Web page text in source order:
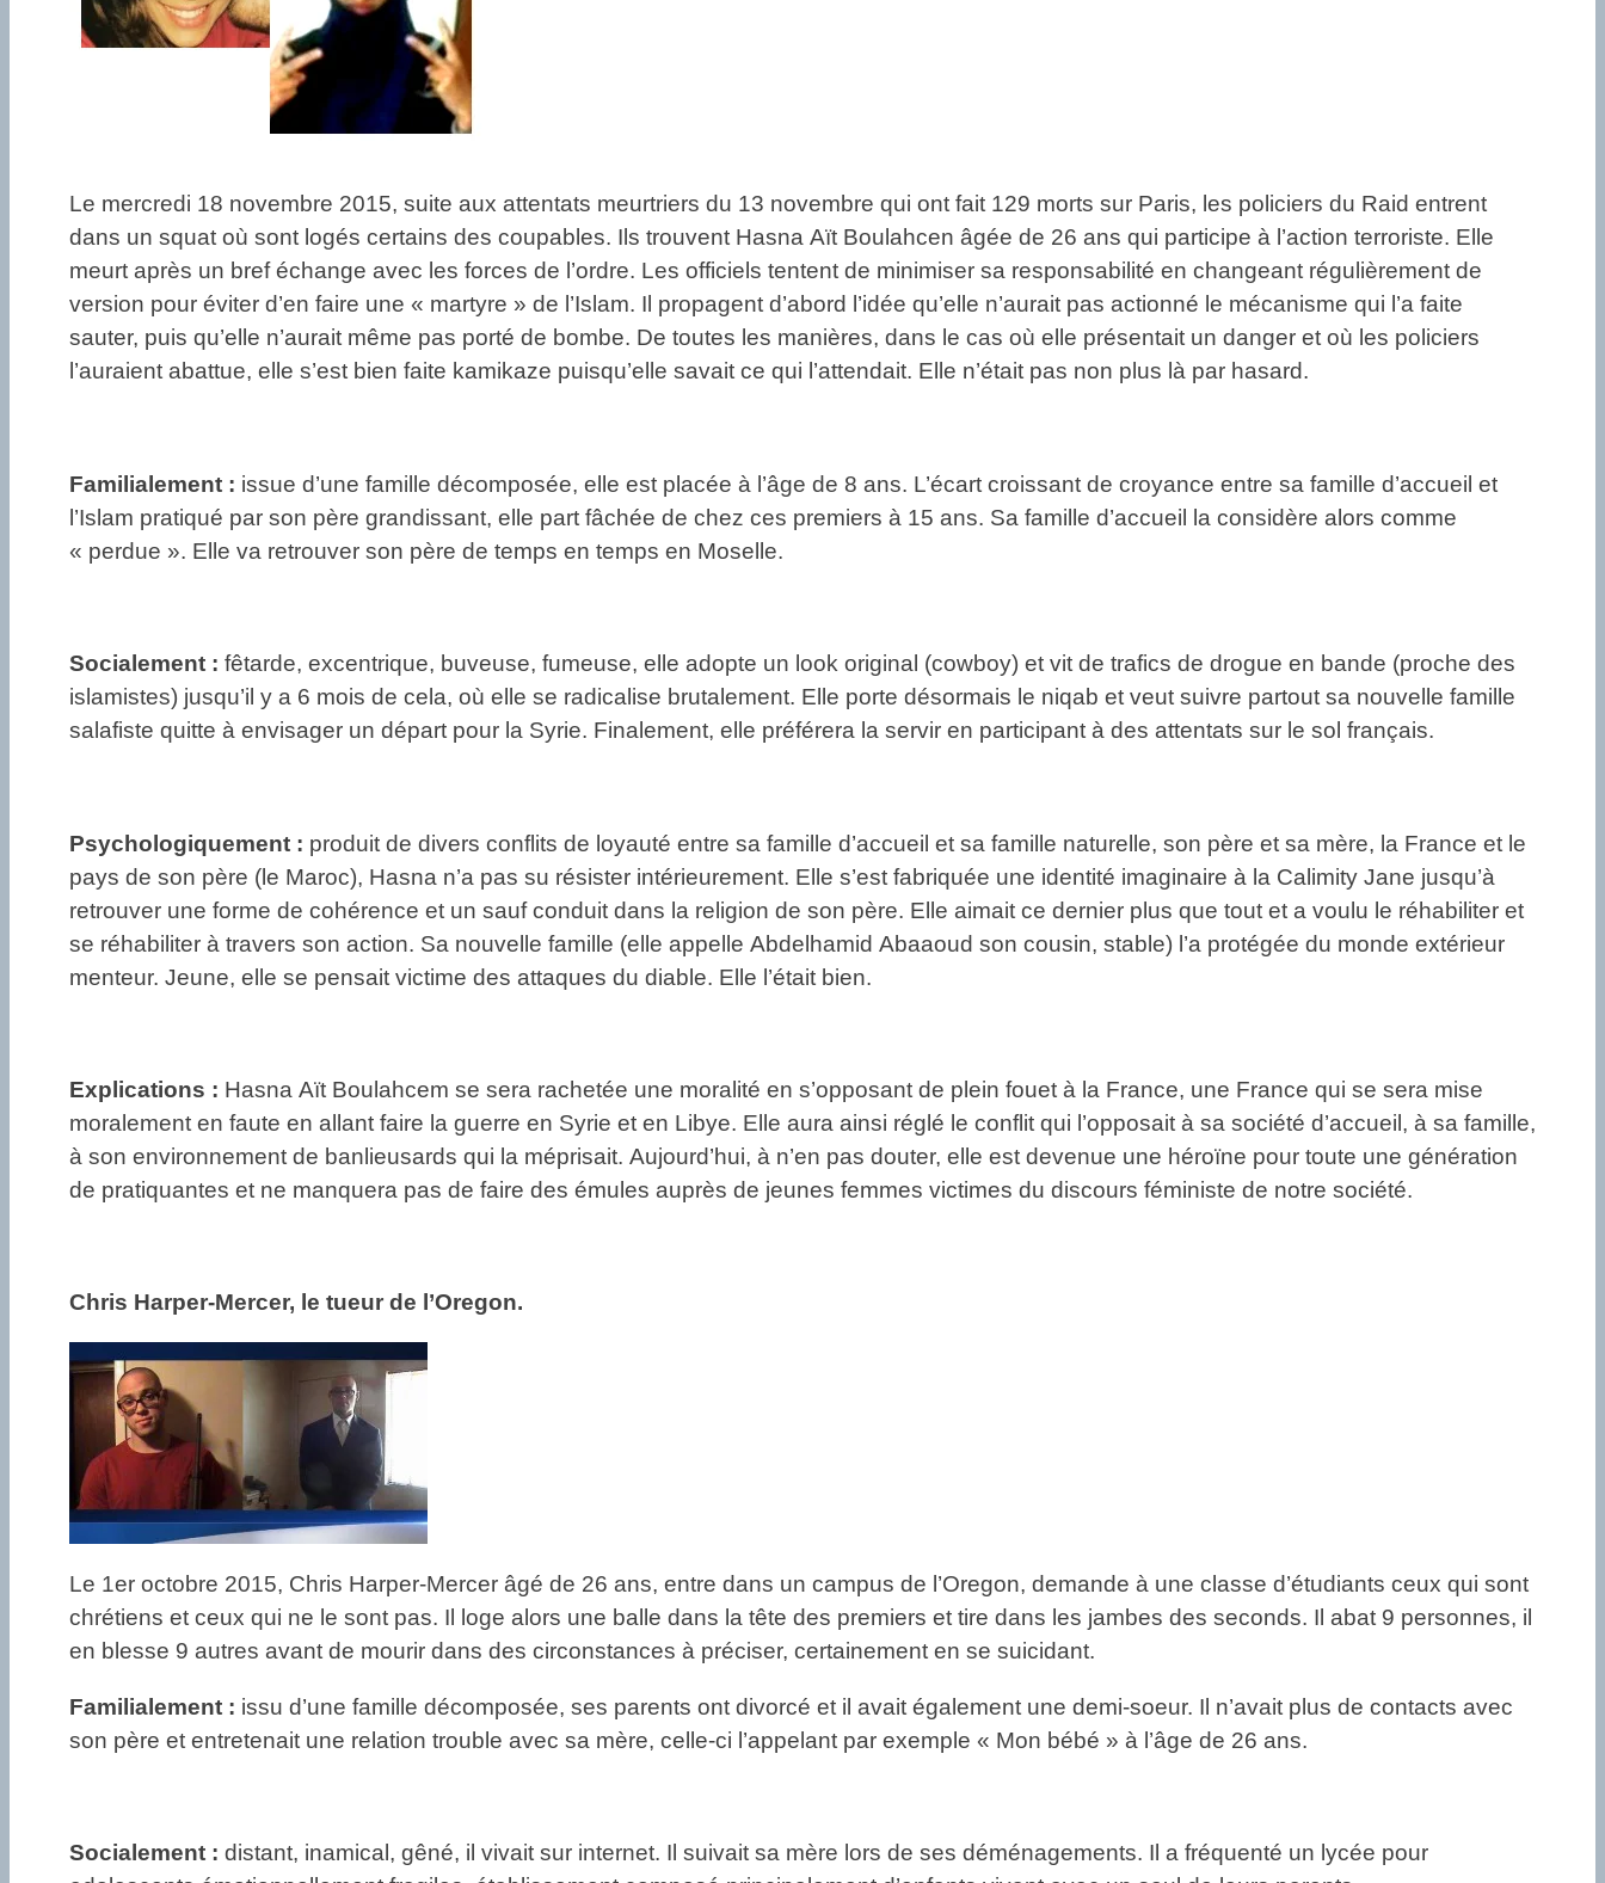
Le mercredi 18 novembre 2015, suite aux attentats meurtriers du 13 novembre qui ont fait 129 morts sur Paris, les policiers du Raid entrent
dans un squat où sont logés certains des coupables. Ils trouvent Hasna Aït Boulahcen âgée de 26 ans qui participe à l’action terroriste. Elle
meurt après un bref échange avec les forces de l’ordre. Les officiels tentent de minimiser sa responsabilité en changeant régulièrement de
version pour éviter d’en faire une « martyre » de l’Islam. Il propagent d’abord l’idée qu’elle n’aurait pas actionné le mécanisme qui l’a faite
sauter, puis qu’elle n’aurait même pas porté de bombe. De toutes les manières, dans le cas où elle présentait un danger et où les policiers
l’auraient abattue, elle s’est bien faite kamikaze puisqu’elle savait ce qui l’attendait. Elle n’était pas non plus là par hasard.
Familialement : issue d’une famille décomposée, elle est placée à l’âge de 8 ans. L’écart croissant de croyance entre sa famille d’accueil et
l’Islam pratiqué par son père grandissant, elle part fâchée de chez ces premiers à 15 ans. Sa famille d’accueil la considère alors comme
« perdue ». Elle va retrouver son père de temps en temps en Moselle.
Socialement : fêtarde, excentrique, buveuse, fumeuse, elle adopte un look original (cowboy) et vit de trafics de drogue en bande (proche des
islamistes) jusqu’il y a 6 mois de cela, où elle se radicalise brutalement. Elle porte désormais le niqab et veut suivre partout sa nouvelle famille
salafiste quitte à envisager un départ pour la Syrie. Finalement, elle préférera la servir en participant à des attentats sur le sol français.
Psychologiquement : produit de divers conflits de loyauté entre sa famille d’accueil et sa famille naturelle, son père et sa mère, la France et le
pays de son père (le Maroc), Hasna n’a pas su résister intérieurement. Elle s’est fabriquée une identité imaginaire à la Calimity Jane jusqu’à
retrouver une forme de cohérence et un sauf conduit dans la religion de son père. Elle aimait ce dernier plus que tout et a voulu le réhabiliter et
se réhabiliter à travers son action. Sa nouvelle famille (elle appelle Abdelhamid Abaaoud son cousin, stable) l’a protégée du monde extérieur
menteur. Jeune, elle se pensait victime des attaques du diable. Elle l’était bien.
Explications : Hasna Aït Boulahcem se sera rachetée une moralité en s’opposant de plein fouet à la France, une France qui se sera mise
moralement en faute en allant faire la guerre en Syrie et en Libye. Elle aura ainsi réglé le conflit qui l’opposait à sa société d’accueil, à sa famille,
à son environnement de banlieusards qui la méprisait. Aujourd’hui, à n’en pas douter, elle est devenue une héroïne pour toute une génération
de pratiquantes et ne manquera pas de faire des émules auprès de jeunes femmes victimes du discours féministe de notre société.
Chris Harper-Mercer, le tueur de l’Oregon.
Le 1er octobre 2015, Chris Harper-Mercer âgé de 26 ans, entre dans un campus de l’Oregon, demande à une classe d’étudiants ceux qui sont
chrétiens et ceux qui ne le sont pas. Il loge alors une balle dans la tête des premiers et tire dans les jambes des seconds. Il abat 9 personnes, il
en blesse 9 autres avant de mourir dans des circonstances à préciser, certainement en se suicidant.
Familialement : issu d’une famille décomposée, ses parents ont divorcé et il avait également une demi-soeur. Il n’avait plus de contacts avec
son père et entretenait une relation trouble avec sa mère, celle-ci l’appelant par exemple « Mon bébé » à l’âge de 26 ans.
Socialement : distant, inamical, gêné, il vivait sur internet. Il suivait sa mère lors de ses déménagements. Il a fréquenté un lycée pour